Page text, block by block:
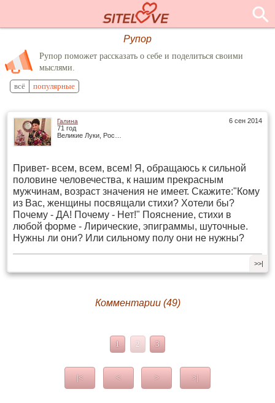
Рупор
Рупор поможет рассказать о себе и поделиться своими
мыслями.
всё популярные
6 сен 2014
Галина
71 год
Привет- всем, всем, всем! Я, обращаюсь к сильной
половине человечества, к нашим прекрасным
мужчинам, возраст значения не имеет. Скажите:"Кому
из Вас, женщины посвящали стихи? Хотели бы?
Почему - ДА! Почему - Нет!" Пояснение, стихи в
любой форме - Лирические, эпиграммы, шуточные.
Нужны ли они? Или сильному полу они не нужны?
>>|
Комментарии (49)
1 2 3
|< < > >|